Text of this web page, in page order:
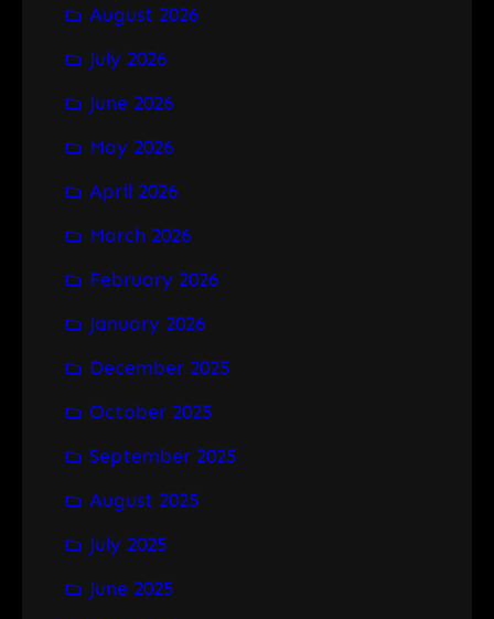
c
h
August 2026
July 2026
June 2026
May 2026
April 2026
March 2026
February 2026
January 2026
December 2025
October 2025
September 2025
August 2025
July 2025
June 2025